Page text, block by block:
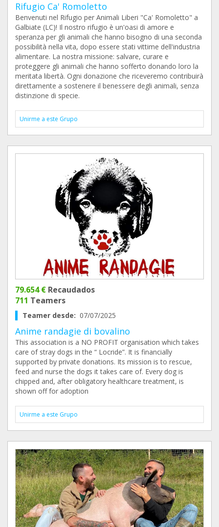
Rifugio Ca' Romoletto
Benvenuti nel Rifugio per Animali Liberi "Ca' Romoletto" a
Galbiate (LC)! Il nostro rifugio è un'oasi di amore e
speranza per gli animali che hanno bisogno di una seconda
possibilità nella vita, dopo essere stati vittime dell'industria
alimentare. La nostra missione: salvare, curare e
proteggere gli animali che hanno sofferto donando loro la
meritata libertà. Ogni donazione che riceveremo contribuirà
direttamente a sostenere il benessere degli animali, senza
distinzione di specie.
Unirme a este Grupo
79.654 € Recaudados
711 Teamers
Teamer desde: 07/07/2025
Anime randagie di bovalino
This association is a NO PROFIT organisation which takes
care of stray dogs in the “ Locride”. It is financially
supported by private donations. Its mission is to rescue,
feed and nurse the dogs it takes care of. Every dog is
chipped and, after obligatory healthcare treatment, is
shown off for adoption
Unirme a este Grupo